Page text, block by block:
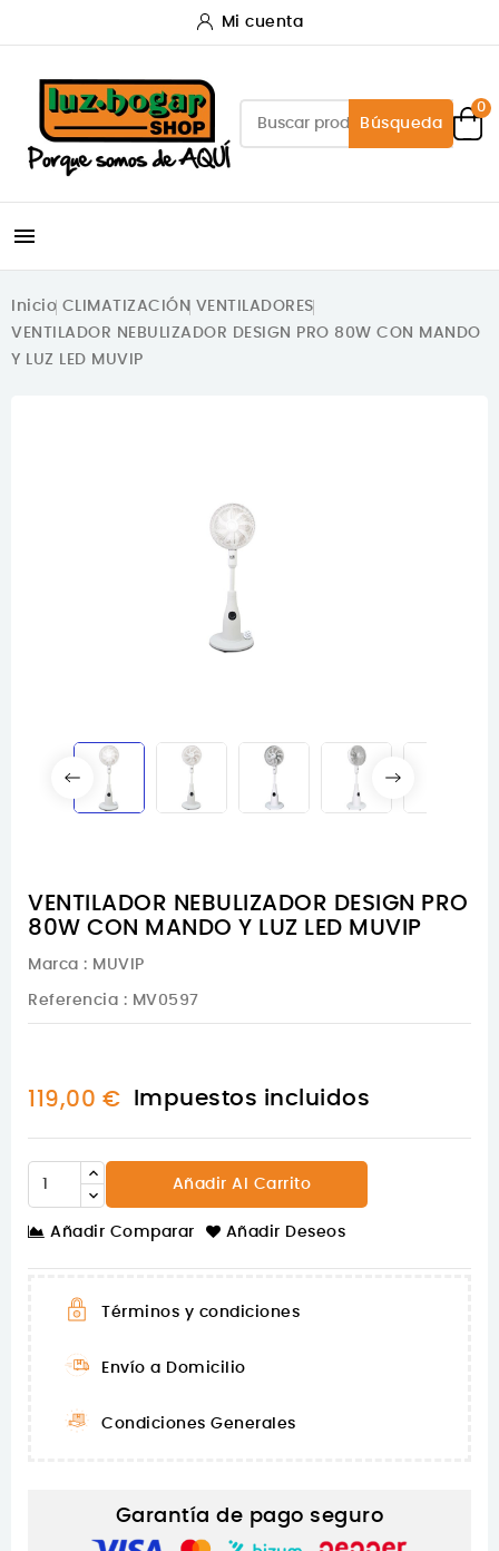
Mi cuenta
Búsqueda
0

Inicio CLIMATIZACIÓN VENTILADORES
VENTILADOR NEBULIZADOR DESIGN PRO 80W CON MANDO
Y LUZ LED MUVIP
VENTILADOR NEBULIZADOR DESIGN PRO
80W CON MANDO Y LUZ LED MUVIP
Marca : MUVIP
Referencia : MV0597
119,00 € Impuestos incluidos
Añadir Al Carrito
Añadir Comparar Añadir Deseos
Términos y condiciones
Envío a Domicilio
Condiciones Generales
Garantía de pago seguro